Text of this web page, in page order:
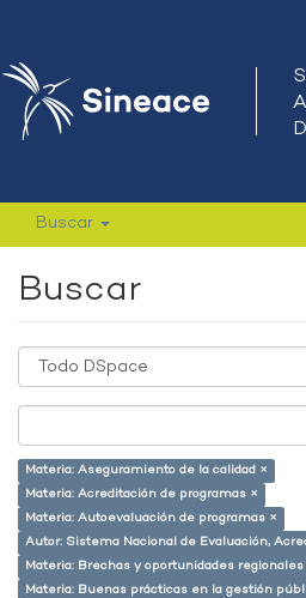
Buscar
Buscar
Materia: Aseguramiento de la calidad ×
Materia: Acreditación de programas ×
Materia: Autoevaluación de programas ×
Autor: Sistema Nacional de Evaluación,
Materia: Brechas y oportunidades regionales
Materia: Buenas prácticas en la gestión